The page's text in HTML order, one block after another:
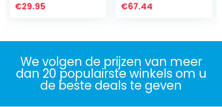
elastische…
€29.95
veelkleurig…
€67.44
We volgen de prijzen van meer
dan 20 populairste winkels om u
de beste deals te geven